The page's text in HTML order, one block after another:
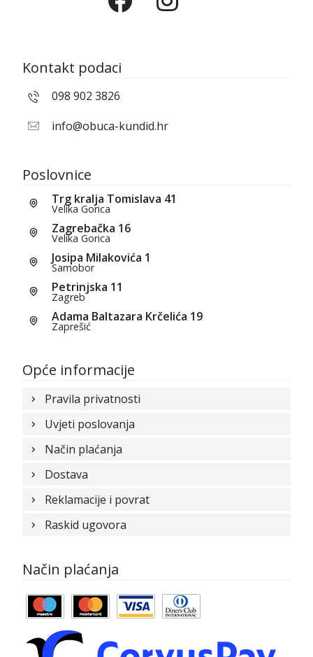
Kontakt podaci
098 902 3826
info@obuca-kundid.hr
Poslovnice
Trg kralja Tomislava 41
Velika Gorica
Zagrebačka 16
Velika Gorica
Josipa Milakovića 1
Samobor
Petrinjska 11
Zagreb
Adama Baltazara Krčelića 19
Zaprešić
Opće informacije
Pravila privatnosti
Uvjeti poslovanja
Način plaćanja
Dostava
Reklamacije i povrat
Raskid ugovora
Način plaćanja